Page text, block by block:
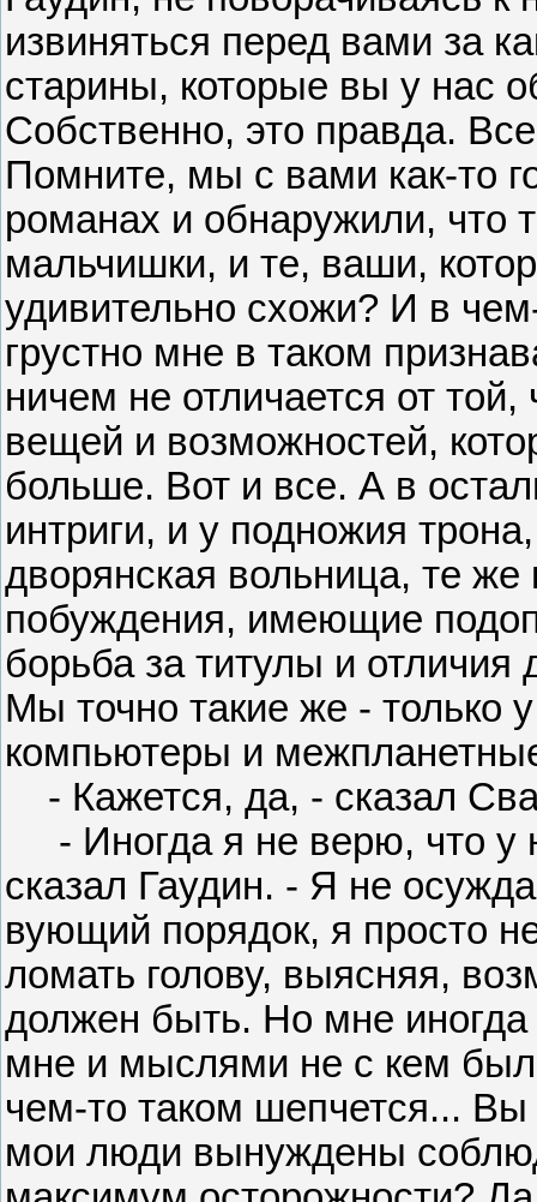
извиняться перед вами за
старины, которые вы у нас
Собственно, это правда.
Помните, мы с вами как-то
романах и обнаружили, что
мальчишки, и те, ваши,
удивительно схожи? И в
грустно мне в таком
ничем не отличается от той,
вещей и возможностей,
больше. Вот и все. А в
интриги, и у подножия
дворянская вольница, те
побуждения, имеющие
борьба за титулы и отличия
Мы точно такие же - только
компьютеры и
- Кажется, да, - сказал
- Иногда я не верю, что у
сказал Гаудин. - Я не
вующий порядок, я просто
ломать голову, выясняя,
должен быть. Но мне иногда
мне и мыслями не с кем
чем-то таком шепчется... Вы
мои люди вынуждены